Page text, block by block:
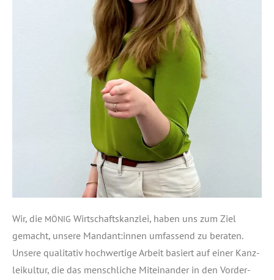
Wir, die MÖNIG Wirt­schafts­kanz­lei, haben uns zum Ziel
gemacht, unse­re Mandant:innen umfas­send zu bera­ten.
Unse­re qua­li­ta­tiv hoch­wer­ti­ge Arbeit basiert auf einer Kanz­
lei­kul­tur, die das mensch­li­che Mit­ein­an­der in den Vor­der­